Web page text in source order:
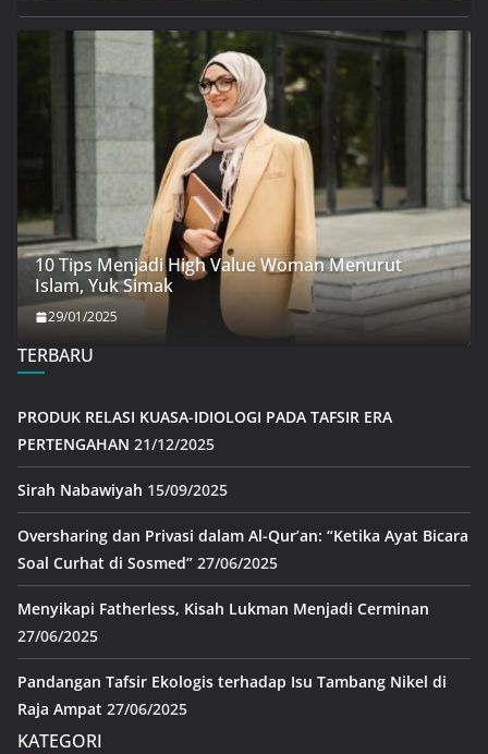
10 Tips Menjadi High Value Woman Menurut
Islam, Yuk Simak
29/01/2025
TERBARU
PRODUK RELASI KUASA-IDIOLOGI PADA TAFSIR ERA
PERTENGAHAN 21/12/2025
Sirah Nabawiyah 15/09/2025
Oversharing dan Privasi dalam Al-Qur’an: “Ketika Ayat Bicara
Soal Curhat di Sosmed” 27/06/2025
Menyikapi Fatherless, Kisah Lukman Menjadi Cerminan
27/06/2025
Pandangan Tafsir Ekologis terhadap Isu Tambang Nikel di
Raja Ampat 27/06/2025
KATEGORI